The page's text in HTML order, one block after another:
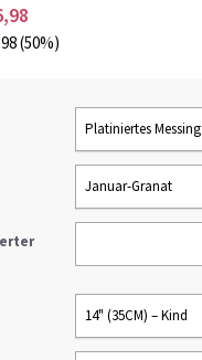
(50%)
Platiniertes Messing
Januar-Granat
14" (35CM) – Kind